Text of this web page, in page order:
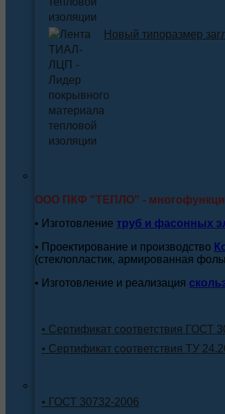
Новый типоразмер
ООО ПКФ "ТЕПЛО" -
• Изготовление труб и фасонных
• Проектирование и производство
(стеклопластик, армированная
• Изготовление и реализация
• Сертификат соответствия ГОСТ
• Сертификат соответствия ТУ
• ГОСТ 30732-2006